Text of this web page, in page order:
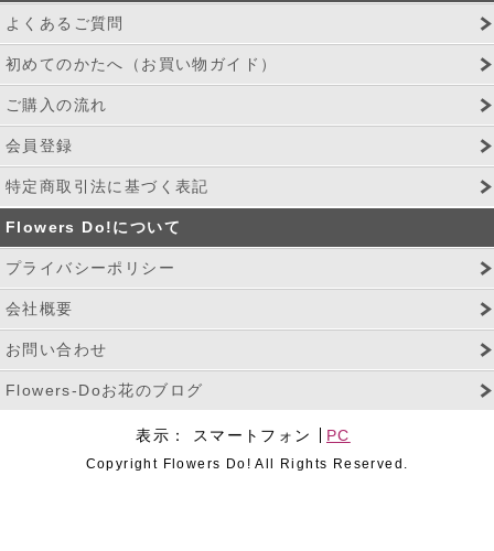
よくあるご質問
初めてのかたへ（お買い物ガイド）
ご購入の流れ
会員登録
特定商取引法に基づく表記
Flowers Do!について
プライバシーポリシー
会社概要
お問い合わせ
Flowers-Doお花のブログ
表示： スマートフォン PC
Copyright Flowers Do! All Rights Reserved.